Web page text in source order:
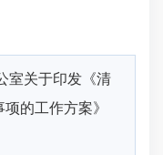
室关于印发《清
的工作方案》